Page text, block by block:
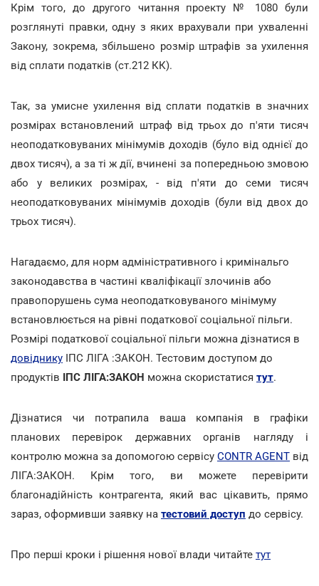
Крім того, до другого читання проекту № 1080 були
розглянуті правки, одну з яких врахували при ухваленні
Закону, зокрема, збільшено розмір штрафів за ухилення
від сплати податків (ст.212 КК).
Так, за умисне ухилення від сплати податків в значних
розмірах встановлений штраф від трьох до п'яти тисяч
неоподатковуваних мінімумів доходів (було від однієї до
двох тисяч), а за ті ж дії, вчинені за попередньою змовою
або у великих розмірах, - від п'яти до семи тисяч
неоподатковуваних мінімумів доходів (були від двох до
трьох тисяч).
Нагадаємо, для норм адміністративного і кримінальго
законодавства в частині кваліфікації злочинів або
правопорушень сума неоподатковуваного мінімуму
встановлюється на рівні податкової соціальної пільги.
Розмірі податкової соціальної пільги можна дізнатися в
довіднику ІПС ЛІГА :ЗАКОН. Тестовим доступом до
продуктів ІПС ЛІГА:ЗАКОН можна скористатися тут.
Дізнатися чи потрапила ваша компанія в графіки
планових перевірок державних органів нагляду і
контролю можна за допомогою сервісу CONTR AGENT від
ЛІГА:ЗАКОН. Крім того, ви можете перевірити
благонадійність контрагента, який вас цікавить, прямо
зараз, оформивши заявку на тестовий доступ до сервісу.
Про перші кроки і рішення нової влади читайте тут